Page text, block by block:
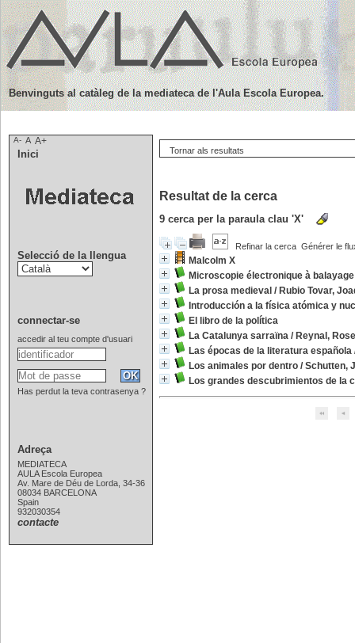
Tornar als resultats
Resultat de la cerca
9 cerca per la paraula clau 'X'
Refinar la cerca Générer le
Malcolm X
Microscopie électronique à
La prosa medieval / Rubio Tovar,
Introducción a la física atómica y
El libro de la política
La Catalunya sarraïna / Reynal,
Las épocas de la literatura española
Los animales por dentro /Schutten,
Los grandes descubrimientos de la
Benvinguts al catàleg de la mediateca de l'Aula Escola Europea.
A- A A+
Inici
Selecció de la llengua
connectar-se
accedir al teu compte d'usuari
Has perdut la teva contrasenya ?
Adreça
MEDIATECA
AULA Escola Europea
Av. Mare de Déu de Lorda, 34-36
08034 BARCELONA
Spain
932030354
contacte